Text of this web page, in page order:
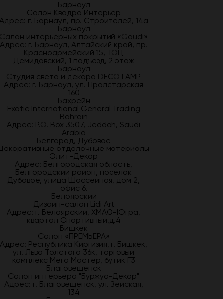
Барнаул
Салон Квадро Интерьер
г. Барнаул, пр. Строителей, 14а
Барнаул
Салон интерьерных покрытий «Gaudi»
Адрес: г. Барнаул, Алтайский край, пр.
Красноармейский 15, ТОЦ
Демидовский, 1 подъезд, 2 этаж
Барнаул
Студия света и декора DECO LAMP
Адрес: г. Барнаул, ул. Пролетарская
160
Бахрейн
Exotic International General Trading
Bahrain
Адрес: P.O. Box 3507, Jeddah, Saudi
Arabia
Белгород, Дубовое
отделочные материалы
Элит-Декор
Адрес: Белгородская область,
Белгородский район, посёлок
Дубовое, улица Шоссейная, дом 2,
офис 6.
Белоярский
Дизайн-салон Lidi Art
Адрес: г. Белоярский, ХМАО-Югра,
квартал Спортивный,д.4
Бишкек
Салон «ПРЕМЬЕРА»
Адрес: Республика Киргизия, г. Бишкек,
ул. Льва Толстого 36к, торговый
комплекс Мега Мастер, бутик Г3
Благовещенск
Салон интерьера "Буржуа-Декор"
Адрес: г. Благовещенск, ул. Зейская,
134